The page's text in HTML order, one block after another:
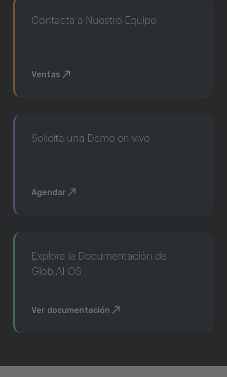
Contacta a Nuestro Equipo
Ventas
Solicita una Demo en vivo
Agendar
Explora la Documentación de
Glob.AI OS
Ver documentación